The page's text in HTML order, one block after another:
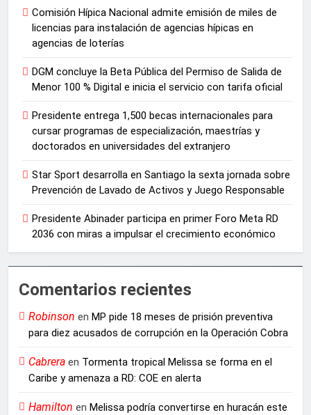
Comisión Hípica Nacional admite emisión de miles de
licencias para instalación de agencias hípicas en
agencias de loterías
DGM concluye la Beta Pública del Permiso de Salida de
Menor 100 % Digital e inicia el servicio con tarifa oficial
Presidente entrega 1,500 becas internacionales para
cursar programas de especialización, maestrías y
doctorados en universidades del extranjero
Star Sport desarrolla en Santiago la sexta jornada sobre
Prevención de Lavado de Activos y Juego Responsable
Presidente Abinader participa en primer Foro Meta RD
2036 con miras a impulsar el crecimiento económico
Comentarios recientes
Robinson en MP pide 18 meses de prisión preventiva
para diez acusados de corrupción en la Operación Cobra
Cabrera en Tormenta tropical Melissa se forma en el
Caribe y amenaza a RD: COE en alerta
Hamilton en Melissa podría convertirse en huracán este